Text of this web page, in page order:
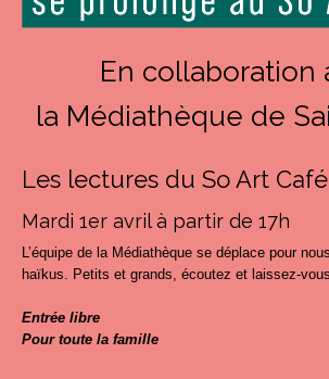
En collaboration
la Médiathèque de
Les lectures du So Art Café
Mardi 1er avril à partir de 17h
L’équipe de la Médiathèque se déplace pour
haïkus. Petits et grands, écoutez et laissez-
Entrée libre
Pour toute la famille